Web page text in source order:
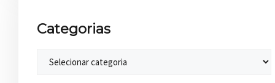
Categorias